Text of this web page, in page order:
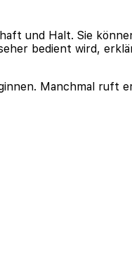
und Halt. Sie
bedient wird,
Manchmal ruft